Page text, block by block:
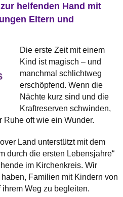
helfenden Hand mit
Eltern und
Die erste Zeit mit einem
Kind ist magisch – und
manchmal schlichtweg
erschöpfend. Wenn die
Nächte kurz sind und die
Kraftreserven schwinden,
Ruhe oft wie ein Wunder.
Land unterstützt mit dem
durch die ersten Lebensjahre“
im Kirchenkreis. Wir
Familien mit Kindern von
Weg zu begleiten.